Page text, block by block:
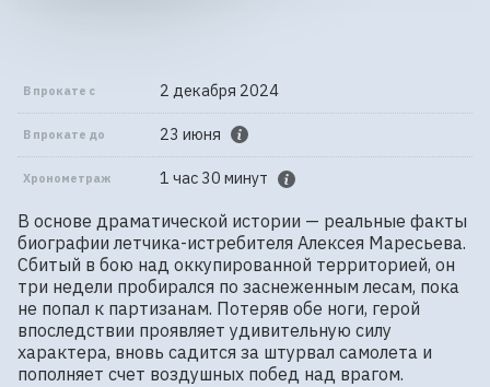
В прокате с 2 декабря 2024
В прокате до 23 июня
Хронометраж 1 час 30 минут
В основе драматической истории — реальные факты
биографии летчика-истребителя Алексея Маресьева.
Сбитый в бою над оккупированной территорией, он
три недели пробирался по заснеженным лесам, пока
не попал к партизанам. Потеряв обе ноги, герой
впоследствии проявляет удивительную силу
характера, вновь садится за штурвал самолета и
пополняет счет воздушных побед над врагом.